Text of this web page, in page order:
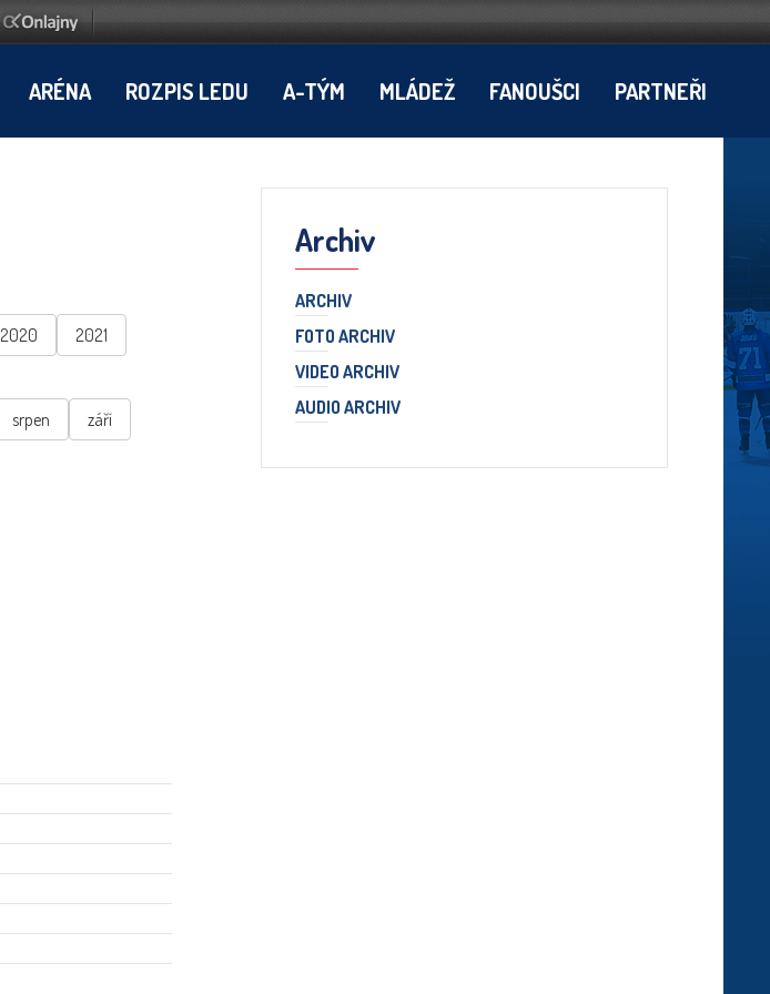
ARÉNA ROZPIS LEDU A-TÝM MLÁDEŽ FANOUŠCI PARTNEŘI
2020
2021
srpen
září
Archiv
ARCHIV
FOTO ARCHIV
VIDEO ARCHIV
AUDIO ARCHIV